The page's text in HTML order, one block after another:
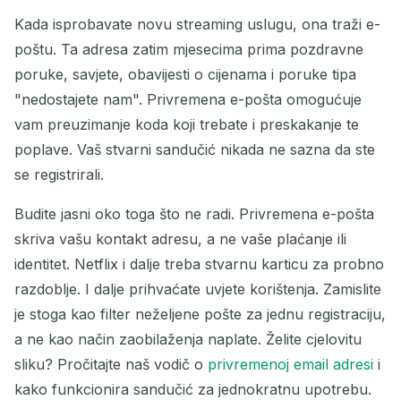
Kopiraj
Izbriši odabrano Promijeni e-poštu
Sljedeće osvježavanje za15sekundi
POŠILJATELJ PREDMET AKCIJA
Kada isprobavate novu streaming uslugu, ona traži e-
poštu. Ta adresa zatim mjesecima prima pozdravne
poruke, savjete, obavijesti o cijenama i poruke tipa
"nedostajete nam". Privremena e-pošta omogućuje
vam preuzimanje koda koji trebate i preskakanje te
poplave. Vaš stvarni sandučić nikada ne sazna da ste
se registrirali.
Budite jasni oko toga što ne radi. Privremena e-pošta
skriva vašu kontakt adresu, a ne vaše plaćanje ili
identitet. Netflix i dalje treba stvarnu karticu za probno
razdoblje. I dalje prihvaćate uvjete korištenja. Zamislite
je stoga kao filter neželjene pošte za jednu registraciju,
a ne kao način zaobilaženja naplate. Želite cjelovitu
sliku? Pročitajte naš vodič o privremenoj email adresi i
kako funkcionira sandučić za jednokratnu upotrebu.